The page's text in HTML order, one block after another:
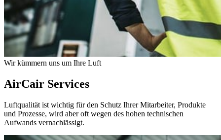
Wir kümmern uns um Ihre Luft
AirCair Services
Luftqualität ist wichtig für den Schutz Ihrer Mitarbeiter, Produkte
und Prozesse, wird aber oft wegen des hohen technischen
Aufwands vernachlässigt.